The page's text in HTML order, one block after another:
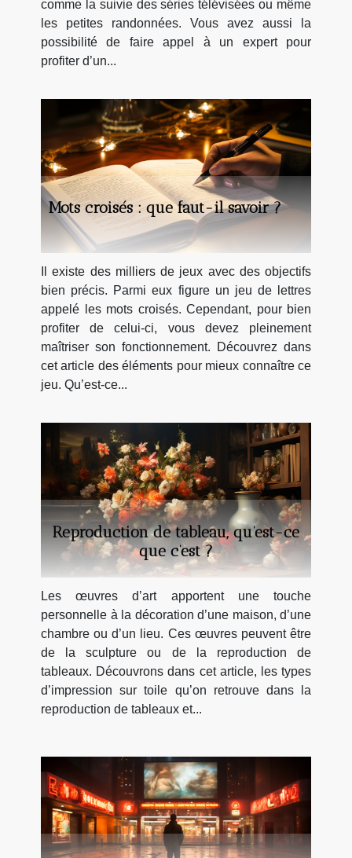
comme la suivie des séries télévisées ou même
les petites randonnées. Vous avez aussi la
possibilité de faire appel à un expert pour
profiter d’un...
Mots croisés : que faut-il savoir ?
Il existe des milliers de jeux avec des objectifs
bien précis. Parmi eux figure un jeu de lettres
appelé les mots croisés. Cependant, pour bien
profiter de celui-ci, vous devez pleinement
maîtriser son fonctionnement. Découvrez dans
cet article des éléments pour mieux connaître ce
jeu. Qu’est-ce...
Reproduction de tableau, qu’est-ce
que c’est ?
Les œuvres d’art apportent une touche
personnelle à la décoration d’une maison, d’une
chambre ou d’un lieu. Ces œuvres peuvent être
de la sculpture ou de la reproduction de
tableaux. Découvrons dans cet article, les types
d’impression sur toile qu’on retrouve dans la
reproduction de tableaux et...